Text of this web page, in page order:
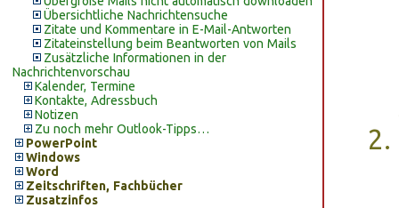
Übersichtliche Nachrichtensuche
Zitate und Kommentare in E-Mail-Antworten
Zitateinstellung beim Beantworten von Mails
Zusätzliche Informationen in der
Nachrichtenvorschau
Kalender, Termine
Kontakte, Adressbuch
Notizen
Zu noch mehr Outlook-Tipps…
PowerPoint
Windows
Word
Zeitschriften, Fachbücher
Zusatzinfos